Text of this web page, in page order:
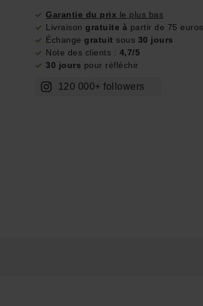
Garantie du prix le plus bas
Livraison gratuite à partir de 75 euros
Échange gratuitsous 30 jours
Note des clients : 4,7/5
30 jours pour réfléchir
120 000+ followers